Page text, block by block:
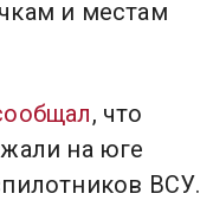
и местам
, что
на юге
ВСУ.